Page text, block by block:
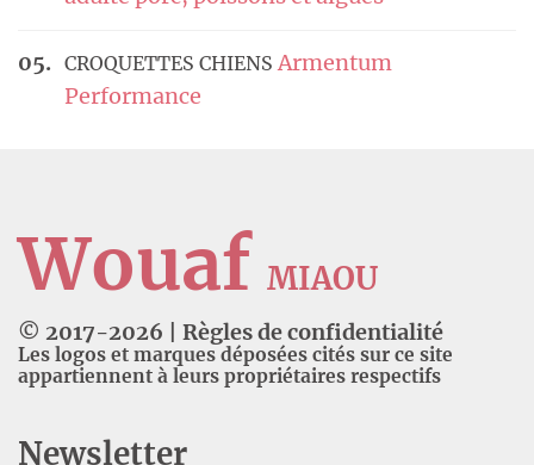
CROQUETTES CHIENSArmentum
Performance
Wouaf MIAOU
© 2017-2026 Règles de confidentialité
Les logos et marques déposées cités sur ce site
appartiennent à leurs propriétaires respectifs
Newsletter